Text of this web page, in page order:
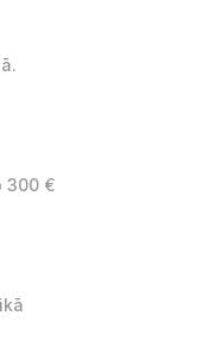
300 €